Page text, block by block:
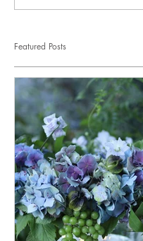
Featured Posts